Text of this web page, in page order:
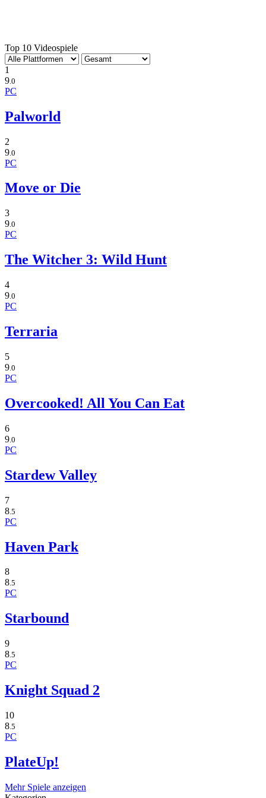
Top 10 Videospiele
1
9 .0
PC
Palworld
2
9 .0
PC
Move or Die
3
9.0
PC
The Witcher 3: Wild Hunt
4
9.0
PC
Terraria
5
9.0
PC
Overcooked! All You Can Eat
6
9 .0
PC
Stardew Valley
7
8 .5
PC
Haven Park
8
8.5
PC
Starbound
9
8.5
PC
Knight Squad 2
10
8.5
PC
PlateUp!
Mehr Spiele anzeigen